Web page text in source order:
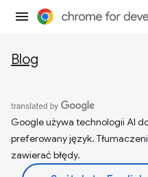
Blog
Google używa technologii AI
preferowany język.
zawierać błędy.